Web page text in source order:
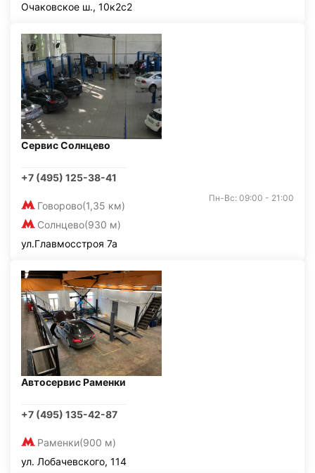
Очаковское ш., 10к2с2
Сервис Солнцево
+7 (495) 125-38-41
Говорово(1,35 км)
Солнцево(930 м)
Пн-Вс: 09:00 - 21:00
ул.Главмосстроя 7а
Автосервис Раменки
+7 (495) 135-42-87
Раменки(900 м)
ул. Лобачевского, 114